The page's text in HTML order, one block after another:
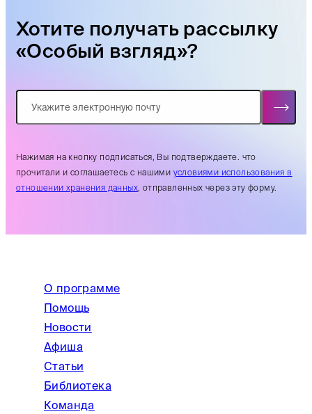
Хотите получать рассылку
«Особый взгляд»?
Нажимая на кнопку подписаться, Вы подтверждаете. что
прочитали и соглашаетесь с нашими условиями использования в
отношении хранения данных, отправленных через эту форму.
О программе
Помощь
Новости
Афиша
Статьи
Библиотека
Команда